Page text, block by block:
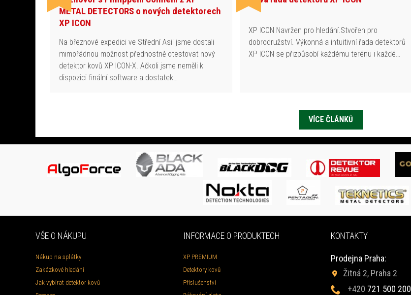
METAL DETECTORS o nových detektorech
XP ICON
Na březnové expedici ve Střední Asii jsme dostali
mimořádnou možnost přednostně otestovat nový
detektor kovů XP ICON-X. Ačkoli jsme neměli k
dispozici finální software a dostatek…
XP ICON Navržen pro hledání.Stvořen pro
dobrodružství. Výkonná a intuitivní řada detektorů
XP ICON se přizpůsobí každému terénu i každé…
VÍCE ČLÁNKŮ
KONTAKTY
Prodejna Praha:
Žitná 2, Praha 2
+420 721 500 200
VŠE O NÁKUPU
Nákup na splátky
Zakázkové hledání
Jak vybírat detektor kovů
INFORMACE O PRODUKTECH
XP PREMIUM
Detektory kovů
Příslušenství